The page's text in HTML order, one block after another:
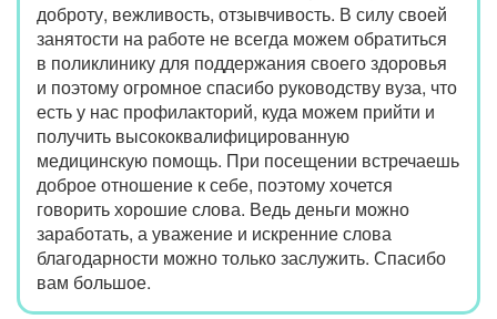
доброту, вежливость, отзывчивость. В силу своей
занятости на работе не всегда можем обратиться
в поликлинику для поддержания своего здоровья
и поэтому огромное спасибо руководству вуза, что
есть у нас профилакторий, куда можем прийти и
получить высококвалифицированную
медицинскую помощь. При посещении встречаешь
доброе отношение к себе, поэтому хочется
говорить хорошие слова. Ведь деньги можно
заработать, а уважение и искренние слова
благодарности можно только заслужить. Спасибо
вам большое.